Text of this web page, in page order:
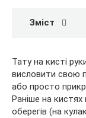
Зміст
Тату на кисті
висловити свою
або просто
Раніше на кистях
оберегів (на